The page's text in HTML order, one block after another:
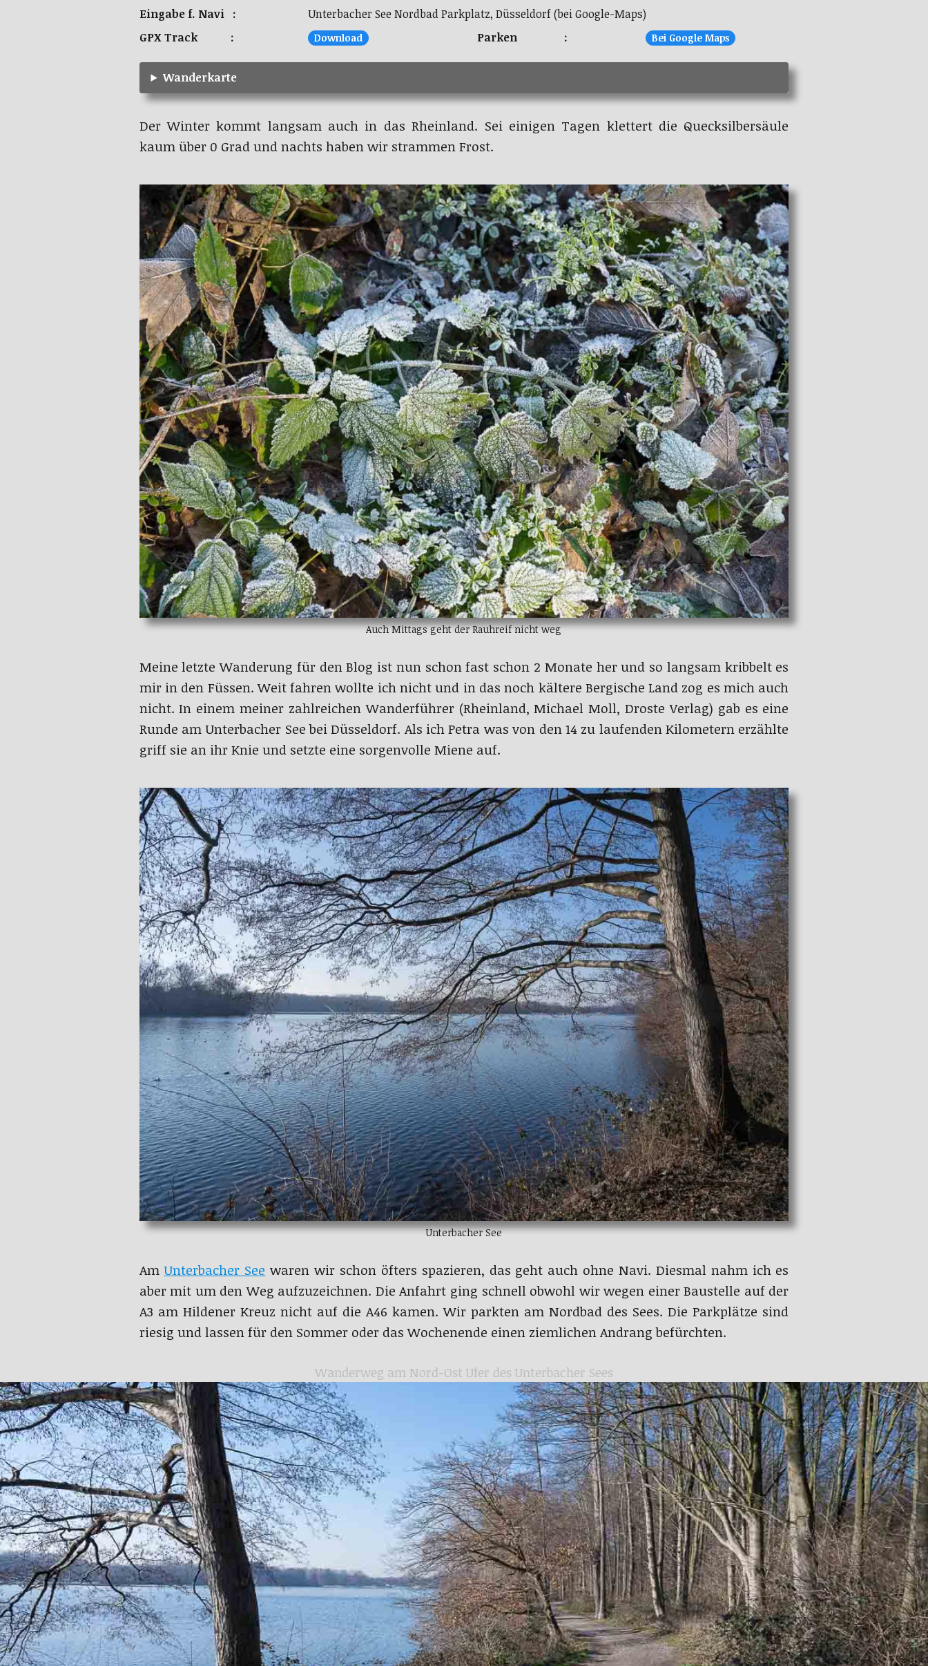
Eingabe f. Navi :
Unterbacher See Nordbad Parkplatz, Düsseldorf (bei Google-Maps)
GPX Track :
Download Parken : Bei Google Maps
Wanderkarte
Der Winter kommt langsam auch in das Rheinland. Sei einigen Tagen klettert die Quecksilbersäule
kaum über 0 Grad und nachts haben wir strammen Frost.
Auch Mittags geht der Rauhreif nicht weg
Meine letzte Wanderung für den Blog ist nun schon fast schon 2 Monate her und so langsam kribbelt es
mir in den Füssen. Weit fahren wollte ich nicht und in das noch kältere Bergische Land zog es mich auch
nicht. In einem meiner zahlreichen Wanderführer (Rheinland, Michael Moll, Droste Verlag) gab es eine
Runde am Unterbacher See bei Düsseldorf. Als ich Petra was von den 14 zu laufenden Kilometern erzählte
griff sie an ihr Knie und setzte eine sorgenvolle Miene auf.
Unterbacher See
AmUnterbacher See waren wir schon öfters spazieren, das geht auch ohne Navi. Diesmal nahm ich es
aber mit um den Weg aufzuzeichnen. Die Anfahrt ging schnell obwohl wir wegen einer Baustelle auf der
A3 am Hildener Kreuz nicht auf die A46 kamen. Wir parkten am Nordbad des Sees. Die Parkplätze sind
riesig und lassen für den Sommer oder das Wochenende einen ziemlichen Andrang befürchten.
Wanderweg am Nord-Ost Ufer des Unterbacher Sees